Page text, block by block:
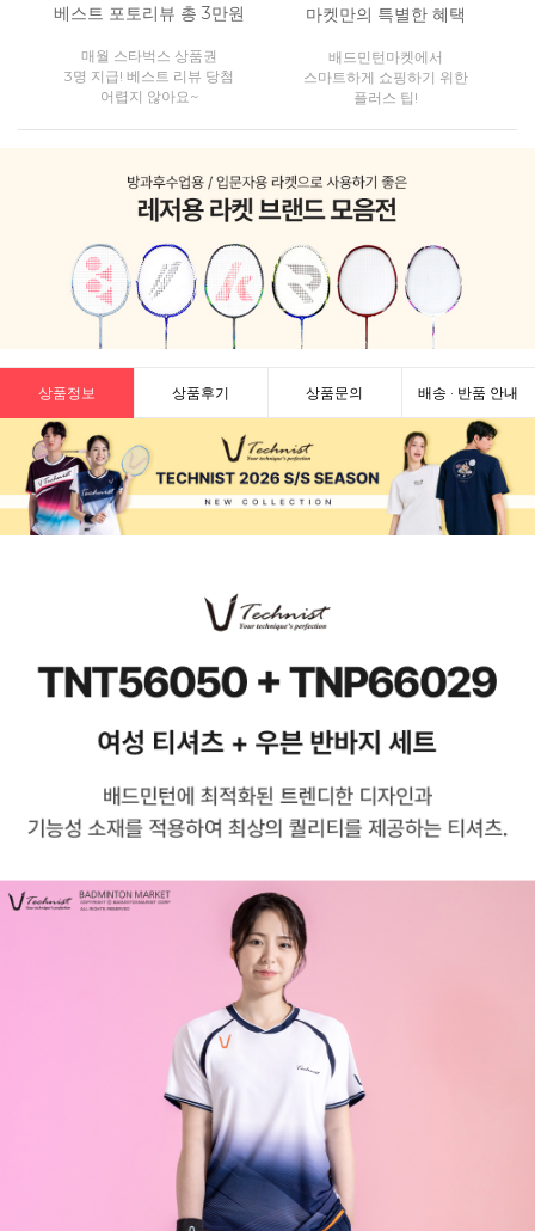
베스트 포토리뷰 총 3만원
매월 스타벅스 상품권
3명 지급! 베스트 리뷰 당첨
어렵지 않아요~
마켓만의 특별한 혜택
배드민턴마켓에서
스마트하게 쇼핑하기 위한
플러스 팁!
상품정보 상품후기 상품문의 배송 · 반품 안내